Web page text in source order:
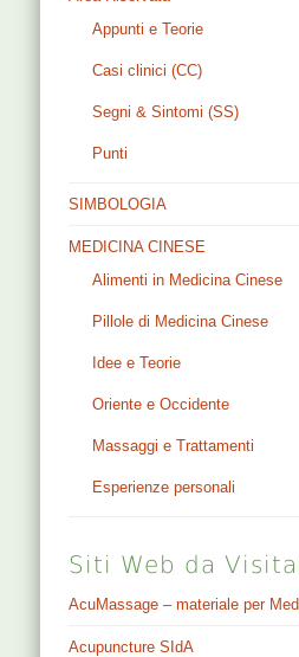
Appunti e Teorie
Casi clinici (CC)
Segni & Sintomi (SS)
Punti
SIMBOLOGIA
MEDICINA CINESE
Alimenti in Medicina Cinese
Pillole di Medicina Cinese
Idee e Teorie
Oriente e Occidente
Massaggi e Trattamenti
Esperienze personali
Siti Web da
AcuMassage – materiale per
Acupuncture SIdA